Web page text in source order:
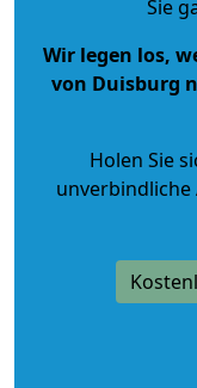
Sie
Wir legen los,
von Duisburg
Holen Sie
unverbindliche